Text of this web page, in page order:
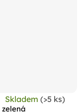
zelená
Skladem (>5 ks)